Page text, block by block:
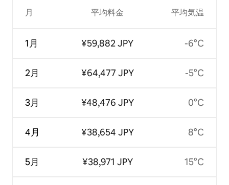
月
1月
2月
3月
4月
5月
平均料金
¥59,882 JPY
¥64,477 JPY
¥48,476 JPY
¥38,654 JPY
¥38,971 JPY
平均気温
-6°C
-5°C
0°C
8°C
15°C